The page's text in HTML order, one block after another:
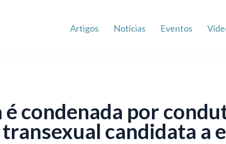
Artigos Notícias Eventos
condenada por
candidata a